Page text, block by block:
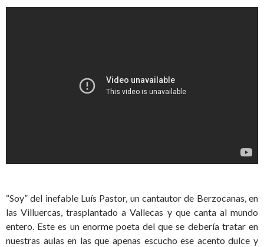
“Soy” del inefable Luís Pastor, un cantautor de Berzocanas, en
las Villuercas, trasplantado a Vallecas y que canta al mundo
entero. Este es un enorme poeta del que se debería tratar en
nuestras aulas en las que apenas escucho ese acento dulce y